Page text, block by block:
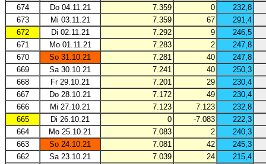
674
Do 04.11.21 7.359 0
232,8
673
Mi 03.11.21 7.359 67
291,4
672
Di 02.11.21 7.292 9
246,5
671
Mo 01.11.21 7.283 2
247,8
670
So 31.10.21 7.281 40
247,8
669
Sa 30.10.21 7.241 40
250,3
668
Fr 29.10.21 7.201 29
230,4
667
Do 28.10.21 7.172 49
230,4
666
Mi 27.10.21 7.123 7.123
232,8
665
Di 26.10.21 0 -7.083
222,3
664
Mo 25.10.21 7.083 2
240,3
663
So 24.10.21 7.081 42
245,3
662
Sa 23.10.21 7.039 24
215,4